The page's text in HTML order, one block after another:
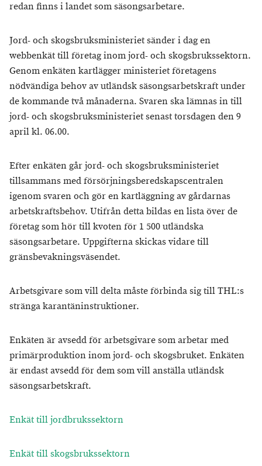
redan finns i landet som säsongsarbetare.
Jord- och skogsbruksministeriet sänder i dag en
webbenkät till företag inom jord- och skogsbrukssektorn.
Genom enkäten kartlägger ministeriet företagens
nödvändiga behov av utländsk säsongsarbetskraft under
de kommande två månaderna. Svaren ska lämnas in till
jord- och skogsbruksministeriet senast torsdagen den 9
april kl. 06.00.
Efter enkäten går jord- och skogsbruksministeriet
tillsammans med försörjningsberedskapscentralen
igenom svaren och gör en kartläggning av gårdarnas
arbetskraftsbehov. Utifrån detta bildas en lista över de
företag som hör till kvoten för 1 500 utländska
säsongsarbetare. Uppgifterna skickas vidare till
gränsbevakningsväsendet.
Arbetsgivare som vill delta måste förbinda sig till THL:s
stränga karantäninstruktioner.
Enkäten är avsedd för arbetsgivare som arbetar med
primärproduktion inom jord- och skogsbruket. Enkäten
är endast avsedd för dem som vill anställa utländsk
säsongsarbetskraft.
Enkät till jordbrukssektorn
Enkät till skogsbrukssektorn